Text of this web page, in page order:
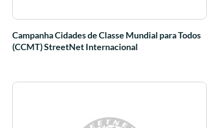
Campanha Cidades de Classe Mundial para Todos
(CCMT) StreetNet Internacional